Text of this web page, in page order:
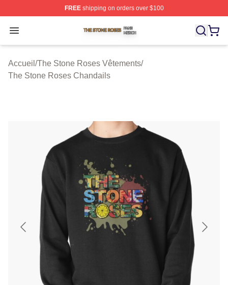
FREEshipping on orders over $100
Open menu
The Stone Roses Shop ⚡️ Officially Licensed The
Accueil /The Stone Roses Vêtements/
The Stone Roses Chandails